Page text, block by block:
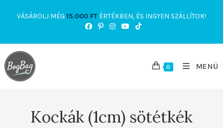
VÁSÁROLJ MÉG 15.000 FT ÉRTÉKBEN, ÉS INGYEN SZÁLLÍTOK!
0 MENÜ
Kockák (1cm) sötétkék